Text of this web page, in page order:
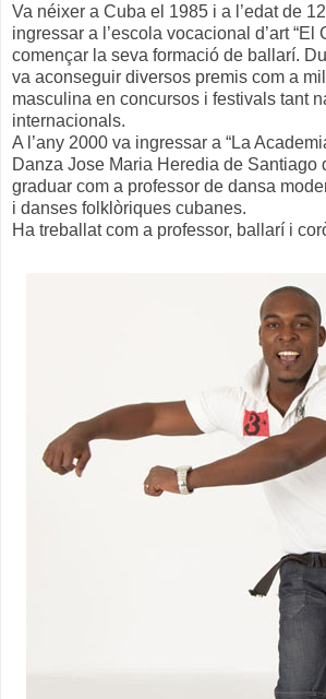
Va néixer a Cuba el 1985 i a l’edat de
ingressar a l’escola vocacional d’art “El
començar la seva formació de ballarí.
va aconseguir diversos premis com a
masculina en concursos i festivals tant
internacionals.
A l’any 2000 va ingressar a “La
Danza Jose Maria Heredia de Santiago
graduar com a professor de dansa
i danses folklòriques cubanes.
Ha treballat com a professor, ballarí i